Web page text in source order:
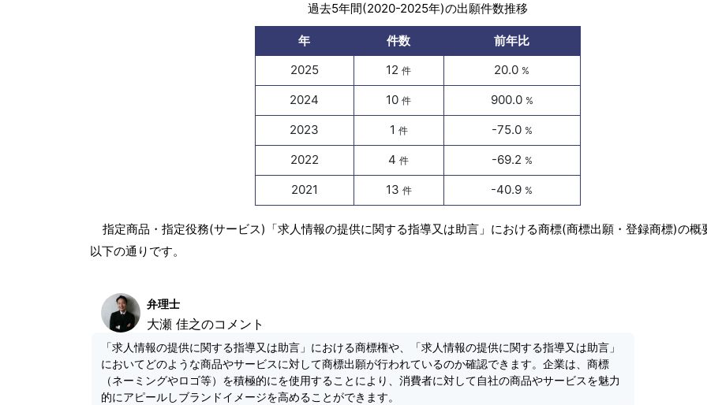
過去5年間(2020-2025年)の出願件数推移
年 件数
前年比
2025
12件 20.0 %
2024 10件 900.0 %
2023 1 件 -75.0 %
2022 4件 -69.2 %
2021 13 件 -40.9 %
指定商品・指定役務(サービス)「求人情報の提供に関する指導又は助言」における商標(商標出願・登録商標)の概
以下の通りです。
弁理士
大瀬 佳之のコメント
「求人情報の提供に関する指導又は助言」における商標権や、「求人情報の提供に関する指導又は助言」
においてどのような商品やサービスに対して商標出願が行われているのか確認できます。企業は、商標
（ネーミングやロゴ等）を積極的にを使用することにより、消費者に対して自社の商品やサービスを魅力
的にアピールしブランドイメージを高めることができます。